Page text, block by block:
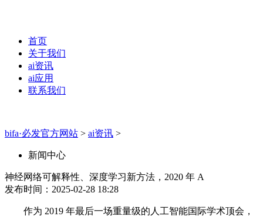
首页
关于我们
ai资讯
ai应用
联系我们
bifa·必发官方网站 > ai资讯 >
新闻中心
神经网络可解释性、深度学习新方法，2020 年 A
发布时间：2025-02-28 18:28
作为 2019 年最后一场重量级的人工智能国际学术顶会，